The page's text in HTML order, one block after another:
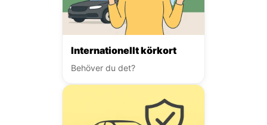
Internationellt körkort
Behöver du det?